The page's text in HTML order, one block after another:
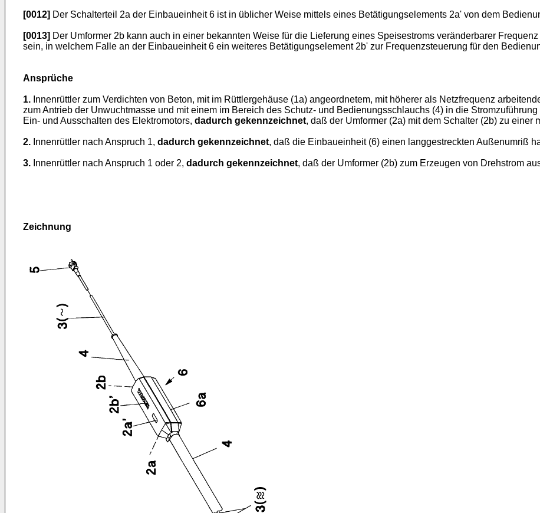
[0012] Der Schalterteil 2a der Einbaueinheit 6 ist in üblicher Weise mittels eines Betätigungselements 2a' von dem
[0013] Der Umformer 2b kann auch in einer bekannten Weise für die Lieferung eines Speisestroms veränderbarer
sein, in welchem Falle an der Einbaueinheit 6 ein weiteres Betätigungselement 2b' zur Frequenzsteuerung für den
Ansprüche
1. Innenrüttler zum Verdichten von Beton, mit im Rüttlergehäuse (1a) angeordnetem, mit höherer als Netzfrequenz
zum Antrieb der Unwuchtmasse und mit einem im Bereich des Schutz- und Bedienungsschlauchs (4) in die
Ein- und Ausschalten des Elektromotors, dadurch gekennzeichnet, daß der Umformer (2a) mit dem Schalter (2b) zu
2. Innenrüttler nach Anspruch 1, dadurch gekennzeichnet, daß die Einbaueinheit (6) einen langgestreckten Außenumriß
3. Innenrüttler nach Anspruch 1 oder 2, dadurch gekennzeichnet, daß der Umformer (2b) zum Erzeugen von Drehstrom
Zeichnung